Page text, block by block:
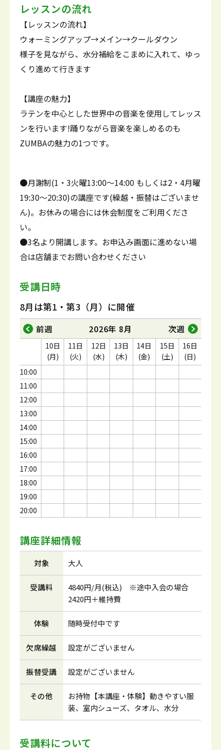
レッスンの流れ
【レッスンの流れ】
ウォーミングアップ→メイン→クールダウン
様子を見ながら、水分補給をこまめに入れて、ゆっ
くり進めて行きます
【講座の魅力】
ラテンを中心とした世界中の音楽を使用してレッス
ンを行います!踊りながら音楽を楽しめるのも
ZUMBAの魅力の1つです。
●月謝制(1・3火曜13:00～14:00 もしくは2・4月曜
19:30～20:30)の講座です(繰越・振替はございませ
ん)。お休みの場合には休会制度をご利用くださ
い。
●3名より開講します。お申込み画面に進めない場
合は店舗までお問い合わせください
受講日時
8月は第1・第3（月）に開催
前週 2026年 8月 次週
10:00
11:00
12:00
13:00
14:00
15:00
16:00
17:00
18:00
19:00
20:00
10日
(月)
11日
(火)
12日
(水)
13日
(木)
14日
(金)
15日
(土)
16日
(日)
講座詳細情報
対象 大人
受講料
4840円/月(税込) ※途中入会の場合
2420円＋維持費
体験 随時受付中です
欠席繰越 設定がございません
振替受講 設定がございません
その他
お持物【本講座・体験】動きやすい服
装、室内シューズ、タオル、水分
受講料について